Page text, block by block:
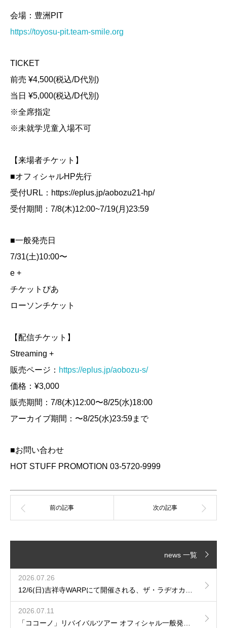
会場：豊洲PIT
https://toyosu-pit.team-smile.org
TICKET
前売 ¥4,500(税込/D代別)
当日 ¥5,000(税込/D代別)
※全席指定
※未就学児童入場不可
【来場者チケット】
■オフィシャルHP先行
受付URL：https://eplus.jp/aobozu21-hp/
受付期間：7/8(木)12:00~7/19(月)23:59
■一般発売日
7/31(土)10:00〜
e +
チケットぴあ
ローソンチケット
【配信チケット】
Streaming +
販売ページ： https://eplus.jp/aobozu-s/
価格：¥3,000
販売期間：7/8(木)12:00〜8/25(水)18:00
アーカイブ期間：〜8/25(水)23:59まで
■お問い合わせ
HOT STUFF PROMOTION 03-5720-9999
news 一覧
2026.07.26
12/6(日)吉祥寺WARPにて開催される、ザ・ラヂオカセッツpresents「JAM!JAM!JAM!」に出演が決定！
2026.07.11
「ココーノ」リバイバルツアー オフィシャル一般発売のご案内